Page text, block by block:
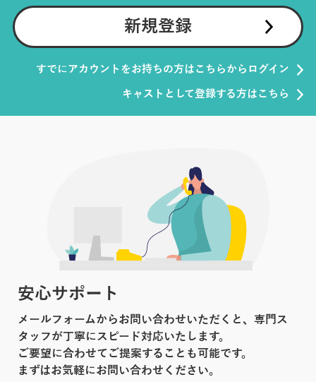
新規登録
すでにアカウントをお持ちの方はこちらからログイン
キャストとして登録する方はこちら
安心サポート
メールフォームからお問い合わせいただくと、専門ス
タッフが丁寧にスピード対応いたします。
ご要望に合わせてご提案することも可能です。
まずはお気軽にお問い合わせください。